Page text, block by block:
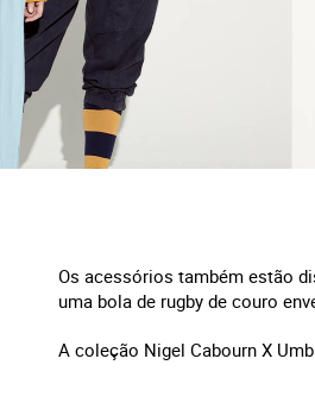
Os acessórios também estão
uma bola de rugby de couro
A coleção Nigel Cabourn X